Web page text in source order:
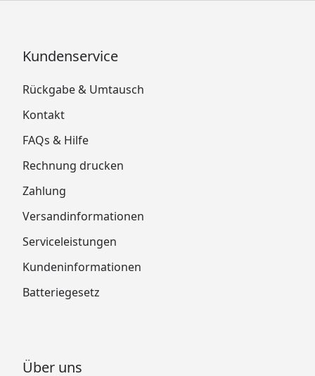
Kundenservice
Rückgabe & Umtausch
Kontakt
FAQs & Hilfe
Rechnung drucken
Zahlung
Versandinformationen
Serviceleistungen
Kundeninformationen
Batteriegesetz
Über uns